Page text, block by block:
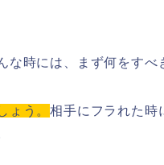
な時には、まず何をすべ
ょう。相手にフラれた時